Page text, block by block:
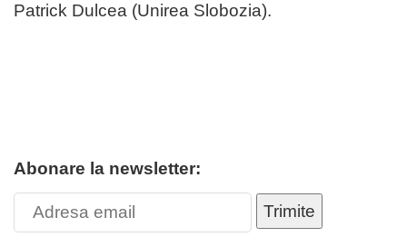
Patrick Dulcea (Unirea Slobozia).
Abonare la newsletter:
Trimite